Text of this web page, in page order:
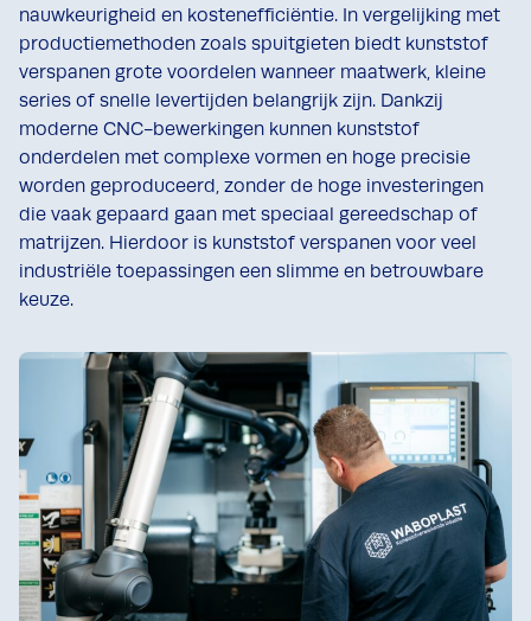
nauwkeurigheid en kostenefficiëntie. In vergelijking met
productiemethoden zoals spuitgieten biedt kunststof
verspanen grote voordelen wanneer maatwerk, kleine
series of snelle levertijden belangrijk zijn. Dankzij
moderne CNC-bewerkingen kunnen kunststof
onderdelen met complexe vormen en hoge precisie
worden geproduceerd, zonder de hoge investeringen
die vaak gepaard gaan met speciaal gereedschap of
matrijzen. Hierdoor is kunststof verspanen voor veel
industriële toepassingen een slimme en betrouwbare
keuze.